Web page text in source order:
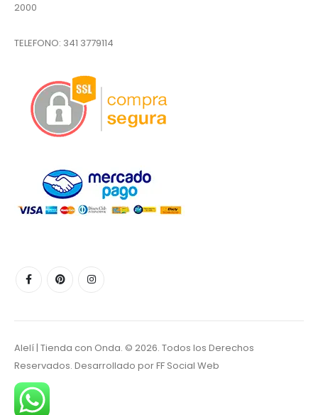
2000
TELEFONO: 341 3779114
Alelí | Tienda con Onda. © 2026. Todos los Derechos
Reservados. Desarrollado porFF Social Web